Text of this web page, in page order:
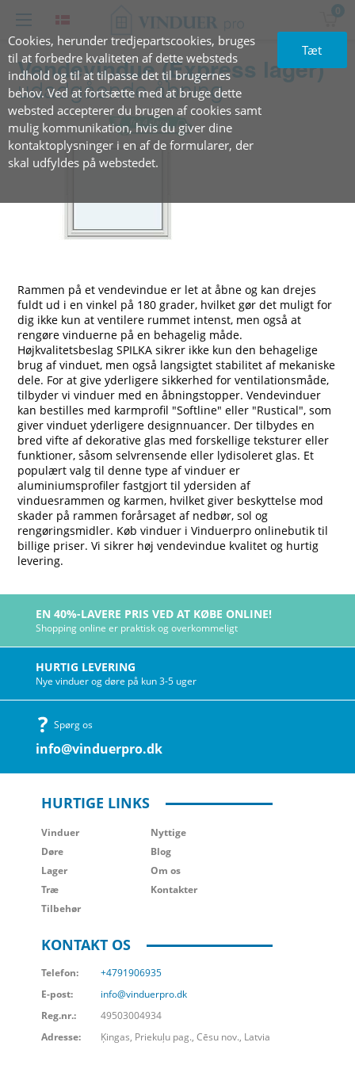
Cookies, herunder tredjepartscookies, bruges
til at forbedre kvaliteten af dette websteds
indhold og til at tilpasse det til brugernes
behov. Ved at fortsætte med at bruge dette
websted accepterer du brugen af cookies samt
mulig kommunikation, hvis du giver dine
kontaktoplysninger i en af de formularer, der
skal udfyldes på webstedet.
Tæt
0
Vendevindue (Express lager)
udadgående åbning
Rammen på et vendevindue er let at åbne og kan drejes
fuldt ud i en vinkel på 180 grader, hvilket gør det muligt for
dig ikke kun at ventilere rummet intenst, men også at
rengøre vinduerne på en behagelig måde.
Højkvalitetsbeslag SPILKA sikrer ikke kun den behagelige
brug af vinduet, men også langsigtet stabilitet af mekaniske
dele. For at give yderligere sikkerhed for ventilationsmåde,
tilbyder vi vinduer med en åbningstopper. Vendevinduer
kan bestilles med karmprofil "Softline" eller "Rustical", som
giver vinduet yderligere designnuancer. Der tilbydes en
bred vifte af dekorative glas med forskellige teksturer eller
funktioner, såsom selvrensende eller lydisoleret glas. Et
populært valg til denne type af vinduer er
aluminiumsprofiler fastgjort til ydersiden af
vinduesrammen og karmen, hvilket giver beskyttelse mod
skader på rammen forårsaget af nedbør, sol og
rengøringsmidler. Køb vinduer i Vinduerpro onlinebutik til
billige priser. Vi sikrer høj vendevindue kvalitet og hurtig
levering.
EN 40%-LAVERE PRIS VED AT KØBE ONLINE!
Shopping online er praktisk og overkommeligt
HURTIG LEVERING
Nye vinduer og døre på kun 3-5 uger
Spørg os
info@vinduerpro.dk
HURTIGE LINKS
Vinduer
Døre
Lager
Træ
Tilbehør
Nyttige
Blog
Om os
Kontakter
KONTAKT OS
Telefon:
+4791906935
E-post:
info@vinduerpro.dk
Reg.nr.:
49503004934
Adresse:
Ķingas, Priekuļu pag., Cēsu nov., Latvia